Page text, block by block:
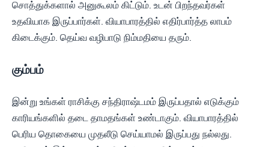
சொத்துக்களால் அனுகூலம் கிட்டும். உடன் பிறந்தவர்கள்
உதவியாக இருப்பார்கள். வியாபாரத்தில் எதிர்பார்த்த லாபம்
கிடைக்கும். தெய்வ வழிபாடு நிம்மதியை தரும்.
கும்பம்
இன்று உங்கள் ராசிக்கு சந்திராஷ்டமம் இருப்பதால் எடுக்கும்
காரியங்களில் தடை தாமதங்கள் உண்டாகும். வியாபாரத்தில்
பெரிய தொகையை முதலீடு செய்யாமல் இருப்பது நல்லது.